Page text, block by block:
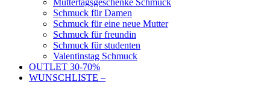
Muttertagsgeschenke Schmuck
Schmuck für Damen
Schmuck für eine neue Mutter
Schmuck für freundin
Schmuck für studenten
Valentinstag Schmuck
OUTLET 30-70%
WUNSCHLISTE –